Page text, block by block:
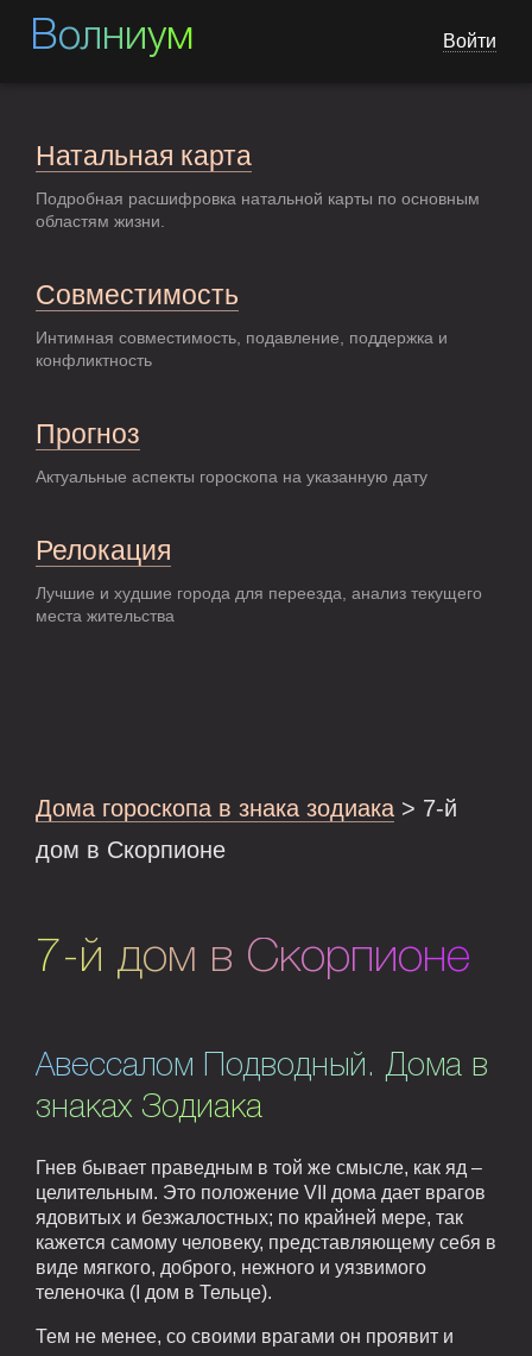
Волниум Войти
Натальная карта
Подробная расшифровка натальной карты по основным
областям жизни.
Совместимость
Интимная совместимость, подавление, поддержка и
конфликтность
Прогноз
Актуальные аспекты гороскопа на указанную дату
Релокация
Лучшие и худшие города для переезда, анализ текущего
места жительства
Дома гороскопа в знака зодиака > 7-й
дом в Скорпионе
7-й дом в Скорпионе
Авессалом Подводный. Дома в
знаках Зодиака
Гнев бывает праведным в той же смысле, как яд –
целительным. Это положение VII дома дает врагов
ядовитых и безжалостных; по крайней мере, так
кажется самому человеку, представляющему себя в
виде мягкого, доброго, нежного и уязвимого
теленочка (I дом в Тельце).
Тем не менее, со своими врагами он проявит и